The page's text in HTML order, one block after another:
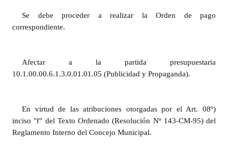
NORMATIVA
Comunicaciones
Resoluciones
INSTITUCIONAL
Se debe proceder a realizar la Orden de pago
correspondiente.
Afectar a la partida presupuestaria
10.1.00.00.6.1.3.0.01.01.05 (Publicidad y Propaganda).
En virtud de las atribuciones otorgadas por el Art. 08º)
inciso "f" del Texto Ordenado (Resolución Nº 143-CM-95) del
Reglamento Interno del Concejo Municipal.